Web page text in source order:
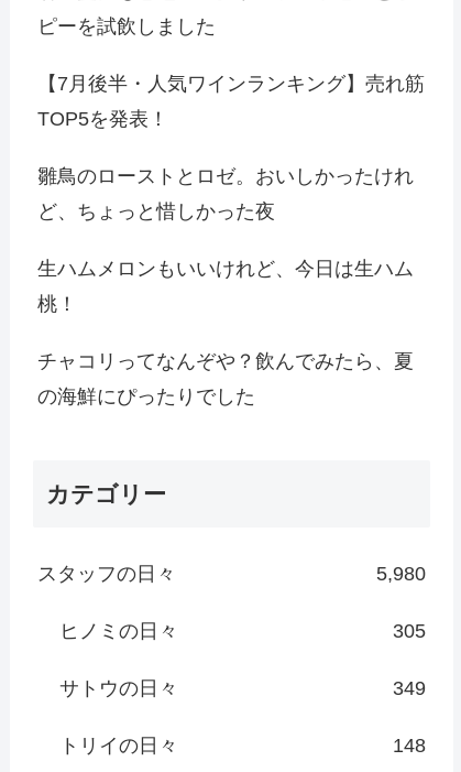
ピーを試飲しました
【7月後半・人気ワインランキング】売れ筋
TOP5を発表！
雛鳥のローストとロゼ。おいしかったけれ
ど、ちょっと惜しかった夜
生ハムメロンもいいけれど、今日は生ハム
桃！
チャコリってなんぞや？飲んでみたら、夏
の海鮮にぴったりでした
カテゴリー
スタッフの日々 5,980
ヒノミの日々 305
サトウの日々 349
トリイの日々 148